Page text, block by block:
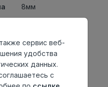
8мм
до +27 градусов
Турция
сервис веб-
удобства
данных.
с